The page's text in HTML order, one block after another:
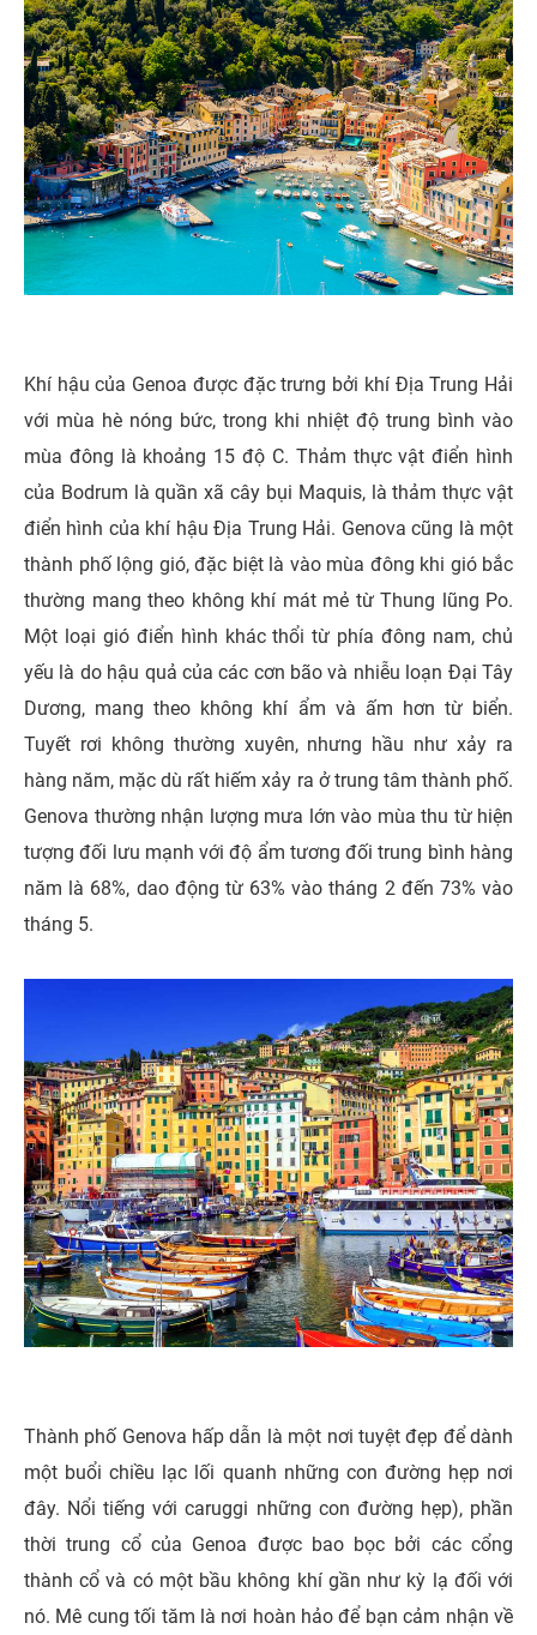
Khí hậu của Genoa được đặc trưng bởi khí Địa Trung Hải
với mùa hè nóng bức, trong khi nhiệt độ trung bình vào
mùa đông là khoảng 15 độ C. Thảm thực vật điển hình
của Bodrum là quần xã cây bụi Maquis, là thảm thực vật
điển hình của khí hậu Địa Trung Hải. Genova cũng là một
thành phố lộng gió, đặc biệt là vào mùa đông khi gió bắc
thường mang theo không khí mát mẻ từ Thung lũng Po.
Một loại gió điển hình khác thổi từ phía đông nam, chủ
yếu là do hậu quả của các cơn bão và nhiễu loạn Đại Tây
Dương, mang theo không khí ẩm và ấm hơn từ biển.
Tuyết rơi không thường xuyên, nhưng hầu như xảy ra
hàng năm, mặc dù rất hiếm xảy ra ở trung tâm thành phố.
Genova thường nhận lượng mưa lớn vào mùa thu từ hiện
tượng đối lưu mạnh với độ ẩm tương đối trung bình hàng
năm là 68%, dao động từ 63% vào tháng 2 đến 73% vào
tháng 5.
Thành phố Genova hấp dẫn là một nơi tuyệt đẹp để dành
một buổi chiều lạc lối quanh những con đường hẹp nơi
đây. Nổi tiếng với caruggi những con đường hẹp), phần
thời trung cổ của Genoa được bao bọc bởi các cổng
thành cổ và có một bầu không khí gần như kỳ lạ đối với
nó. Mê cung tối tăm là nơi hoàn hảo để bạn cảm nhận về